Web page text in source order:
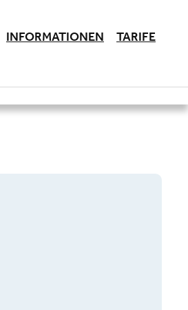
INFORMATIONEN TARIFE